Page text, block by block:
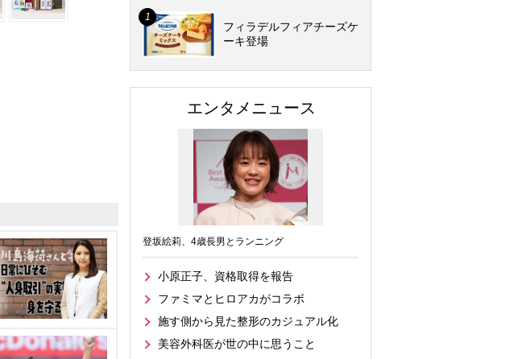
フィラデルフィアチーズケ
ーキ登場
エンタメニュース
登坂絵莉、4歳長男とランニング
小原正子、資格取得を報告
ファミマとヒロアカがコラボ
施す側から見た整形のカジュアル化
美容外科医が世の中に思うこと